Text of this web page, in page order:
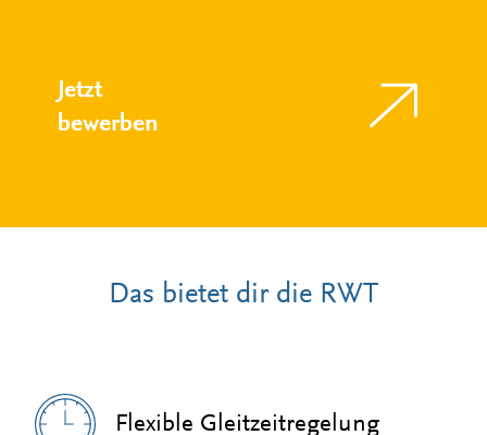
Jetzt
bewerben
Das bietet dir die RWT
Flexible Gleitzeitregelung